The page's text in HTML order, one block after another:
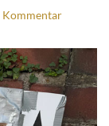
Kommentar